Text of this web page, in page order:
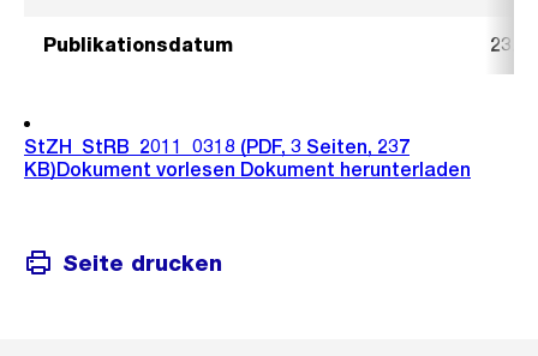
Publikationsdatum 23.
StZH_StRB_2011_0318 (PDF, 3 Seiten, 237
KB)Dokument vorlesen Dokument herunterladen
Seite drucken